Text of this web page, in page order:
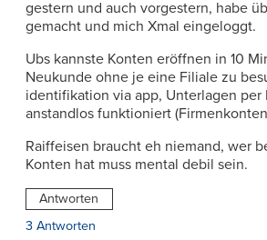
gestern und auch vorgestern, habe
gemacht und mich Xmal eingeloggt.
Ubs kannste Konten eröffnen in 10
Neukunde ohne je eine Filiale zu
identifikation via app, Unterlagen per
anstandlos funktioniert
Raiffeisen braucht eh niemand, wer
Konten hat muss mental debil sein.
Antworten
3 Antworten